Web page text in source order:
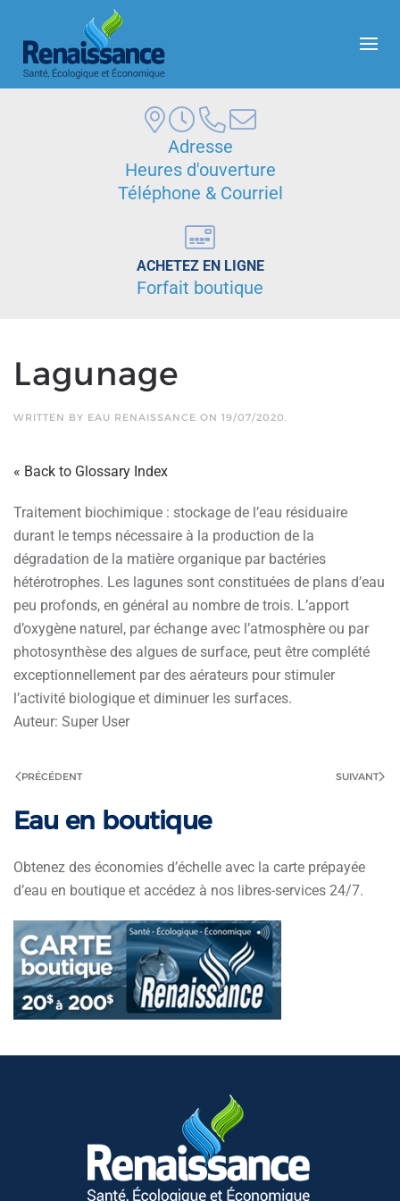
Skip to main content
Adresse
Heures d'ouverture
Téléphone & Courriel
ACHETEZ EN LIGNE
Forfait boutique
Lagunage
WRITTEN BY EAU RENAISSANCE ON 19/07/2020.
« Back to Glossary Index
Traitement biochimique : stockage de l’eau résiduaire
durant le temps nécessaire à la production de la
dégradation de la matière organique par bactéries
hétérotrophes. Les lagunes sont constituées de plans d’eau
peu profonds, en général au nombre de trois. L’apport
d’oxygène naturel, par échange avec l’atmosphère ou par
photosynthèse des algues de surface, peut être complété
exceptionnellement par des aérateurs pour stimuler
l’activité biologique et diminuer les surfaces.
Auteur: Super User
PRÉCÉDENT SUIVANT
Eau en boutique
Obtenez des économies d’échelle avec la carte prépayée
d’eau en boutique et accédez à nos libres-services 24/7.